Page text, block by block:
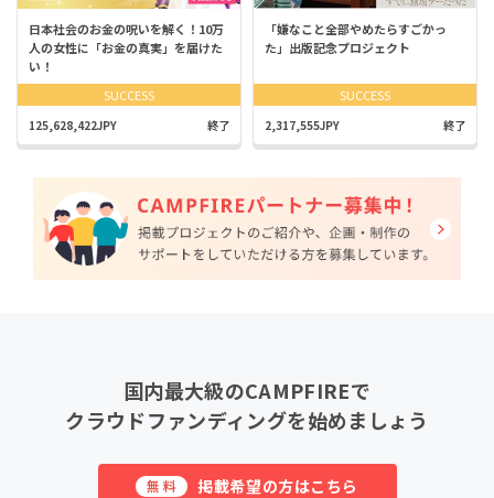
日本社会のお金の呪いを解く！10万
人の女性に「お金の真実」を届けた
い！
SUCCESS
125,628,422JPY 終了
「嫌なこと全部やめたらすごかっ
た」出版記念プロジェクト
SUCCESS
2,317,555JPY 終了
国内最大級のCAMPFIREで
クラウドファンディングを始めましょう
無料 掲載希望の方はこちら